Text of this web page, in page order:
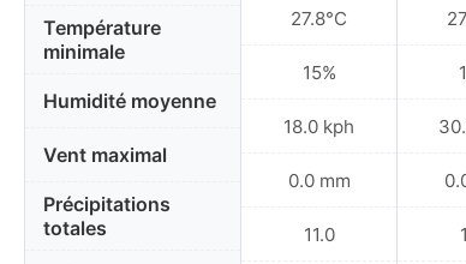
Température
minimale
Humidité moyenne
Vent maximal
Précipitations
totales
27.8°C
15%
18.0 kph
0.0 mm
11.0